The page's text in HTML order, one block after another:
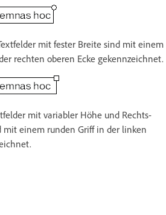
mit fester Breite sind mit einem
rechten oberen Ecke gekennzeichnet.
mit variabler Höhe und Rechts-
mit einem runden Griff in der linken